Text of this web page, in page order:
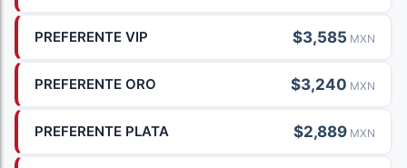
PREFERENTE VIP $3,585 MXN
PREFERENTE ORO $3,240 MXN
PREFERENTE PLATA $2,889 MXN